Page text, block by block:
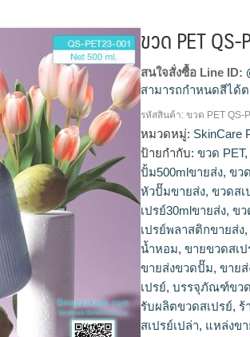
ขวด PET
สนใจสั่งซื้อ Line ID:
สามารถกำหนดสีได้
โรงงานผลิตขวดสเ
ขวดสเปรย์,ขายขวด
สเปรย์30mlขายส่ง,
เปรย์250mlขายส่ง,ข
พลาสติก,ขายขวดสเ
เปรย์เปล่า,โรงงานผ
ขายส่ง,dbaleขวดสเ
ปั๊ม,จำหน่ายขวดปั๊ม,
ปั๊มพลาสติกขายส่ง,ข
หัวปั๊มขายส่ง
รหัสสินค้า:ขวด PET QS-
หมวดหมู่: SkinCare
ป้ายกำกับ:ขวด PET
ปั้ม500mlขายส่ง,ขว
หัวปั๊มขายส่ง,ขวดสเ
เปรย์30mlขายส่ง,ขว
เปรย์พลาสติกขายส่ง
น้ำหอม,ขายขวดสเป
ขายส่งขวดปั๊ม,ขายส่
เปรย์,บรรจุภัณฑ์ขว
รับผลิตขวดสเปรย์, ร้
สเปรย์เปล่า, แหล่งข